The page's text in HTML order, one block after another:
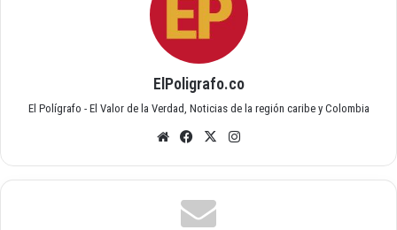
ElPoligrafo.co
El Polígrafo - El Valor de la Verdad, Noticias de la región caribe y Colombia
Siti
we
b
Fac
ok
X
am